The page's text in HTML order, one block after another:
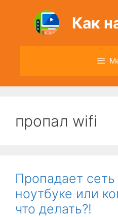
содержимому
Как
пропал wifi
Пропадает сеть
ноутбуке или
что делать?!